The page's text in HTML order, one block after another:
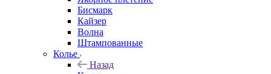
Бисмарк
Кайзер
Волна
Штампованные
Колье
Назад